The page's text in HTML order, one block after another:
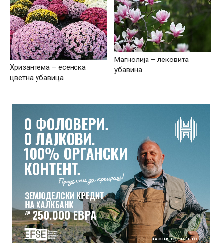
Хризантема – есенска
цветна убавица
Магнолија – лековита
убавина